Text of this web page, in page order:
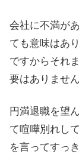
会社に不満が
ても意味はあ
ですからそれ
要はありません
円満退職を望
て喧嘩別れし
を言ってすっ